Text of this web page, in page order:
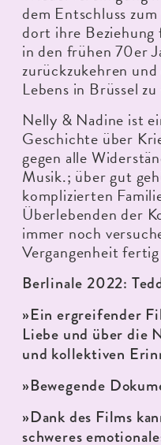
dem Entschluss
dort ihre Beziehung
in den frühen 70er
zurückzukehren
Lebens in Brüssel
Nelly & Nadine ist
Geschichte über
gegen alle
Musik.; über gut
komplizierten
Überlebenden der
immer noch
Vergangenheit
Berlinale 2022:
»Ein ergreifender
Liebe und über die
und kollektiven
»Bewegende
»Dank des Films
schweres